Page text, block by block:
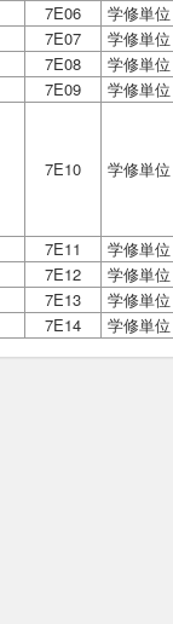
7E06
学修単位
7E07
学修単位
7E08
学修単位
7E09 学修単位
7E10 学修単位
7E11
学修単位
7E12
学修単位
7E13
学修単位
7E14 学修単位